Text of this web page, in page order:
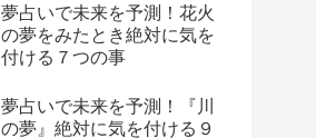
夢占いで未来を予測！花火
の夢をみたとき絶対に気を
付ける７つの事
夢占いで未来を予測！『川
の夢』絶対に気を付ける９